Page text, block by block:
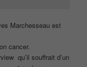
Marchesseau est
cancer.
qu’il souffrait d’un